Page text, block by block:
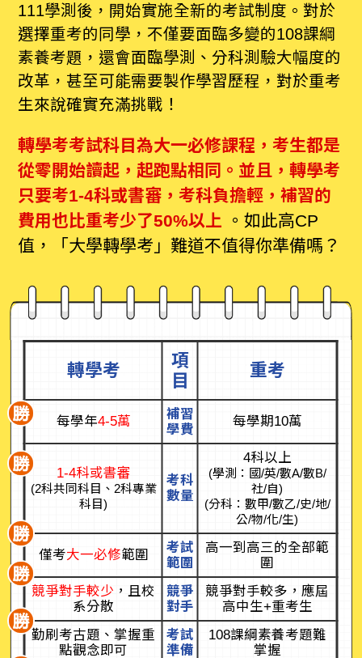
111學測後，開始實施全新的考試制度。對於
選擇重考的同學，不僅要面臨多變的108課綱
素養考題，還會面臨學測、分科測驗大幅度的
改革，甚至可能需要製作學習歷程，對於重考
生來說確實充滿挑戰！
轉學考考試科目為大一必修課程，考生都是
從零開始讀起，起跑點相同。並且，轉學考
只要考1-4科或書審，考科負擔輕，補習的
費用也比重考少了50%以上
。如此高CP
值，「大學轉學考」難道不值得你準備嗎？
轉學考
項
目
重考
每學年4-5萬
補習
學費
每學期10萬
1-4科或書審
(2科共同科目、2科專業
科目)
考科
數量
4科以上
(學測：國/英/數A/數B/
社/自)
(分科：數甲/數乙/史/地/
公/物/化/生)
僅考大一必修範圍
考試
範圍
高一到高三的全部範
圍
競爭對手較少 ，且校
系分散
競爭
對手
競爭對手較多，應屆
高中生+重考生
勤刷考古題、掌握重
點觀念即可
考試
準備
108課綱素養考題難
掌握